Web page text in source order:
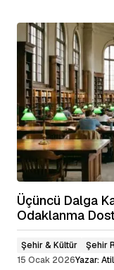
Üçüncü Dalga
Odaklanma
Şehir & Kültür
Şehir
15 Ocak 2026Yazar: